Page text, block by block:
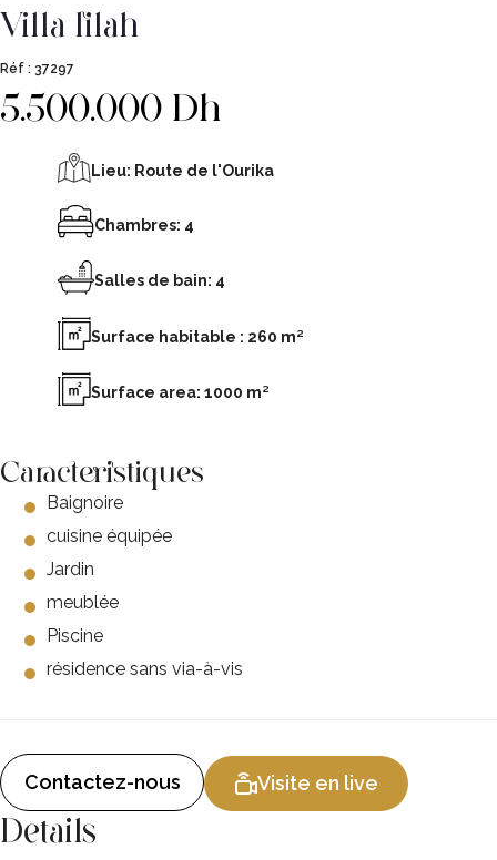
villa lilah
Réf : 37297
5.500.000 Dh
Lieu: Route de l'Ourika
Chambres: 4
Salles de bain: 4
Surface habitable : 260 m²
Surface area: 1000 m²
Caracteristiques
Baignoire
cuisine équipée
Jardin
meublée
Piscine
résidence sans via-à-vis
Contactez-nous Visite en live
Details